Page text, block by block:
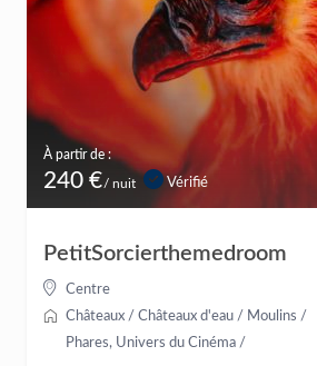
À partir de :
240 €/ nuit Vérifié
PetitSorcierthemedroom
Centre
Châteaux / Châteaux d'eau / Moulins /
Phares, Univers du Cinéma /